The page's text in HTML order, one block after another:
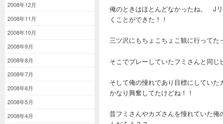
2008年12月
2008年11月
2008年10月
2008年9月
2008年8月
2008年7月
2008年6月
2008年5月
2008年4月
俺のときはほとんどなかったね。 J
くことができた！！
三ツ沢にもちょこちょこ観に行って
そこでプレーしていたフミさんと同
そして俺の憧れであり目標にしてい
かなり興奮してたけどね！！
昔フミさんやカズさんを憧れていた